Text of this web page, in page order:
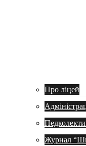
Про ліцей
Журнал